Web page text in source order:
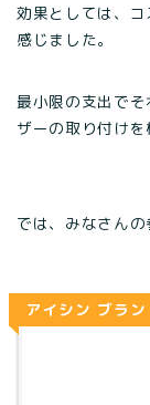
効果としては、
感じました。
最小限の支出で
ザーの取り付け
では、みなさんの
アイシン ブラン